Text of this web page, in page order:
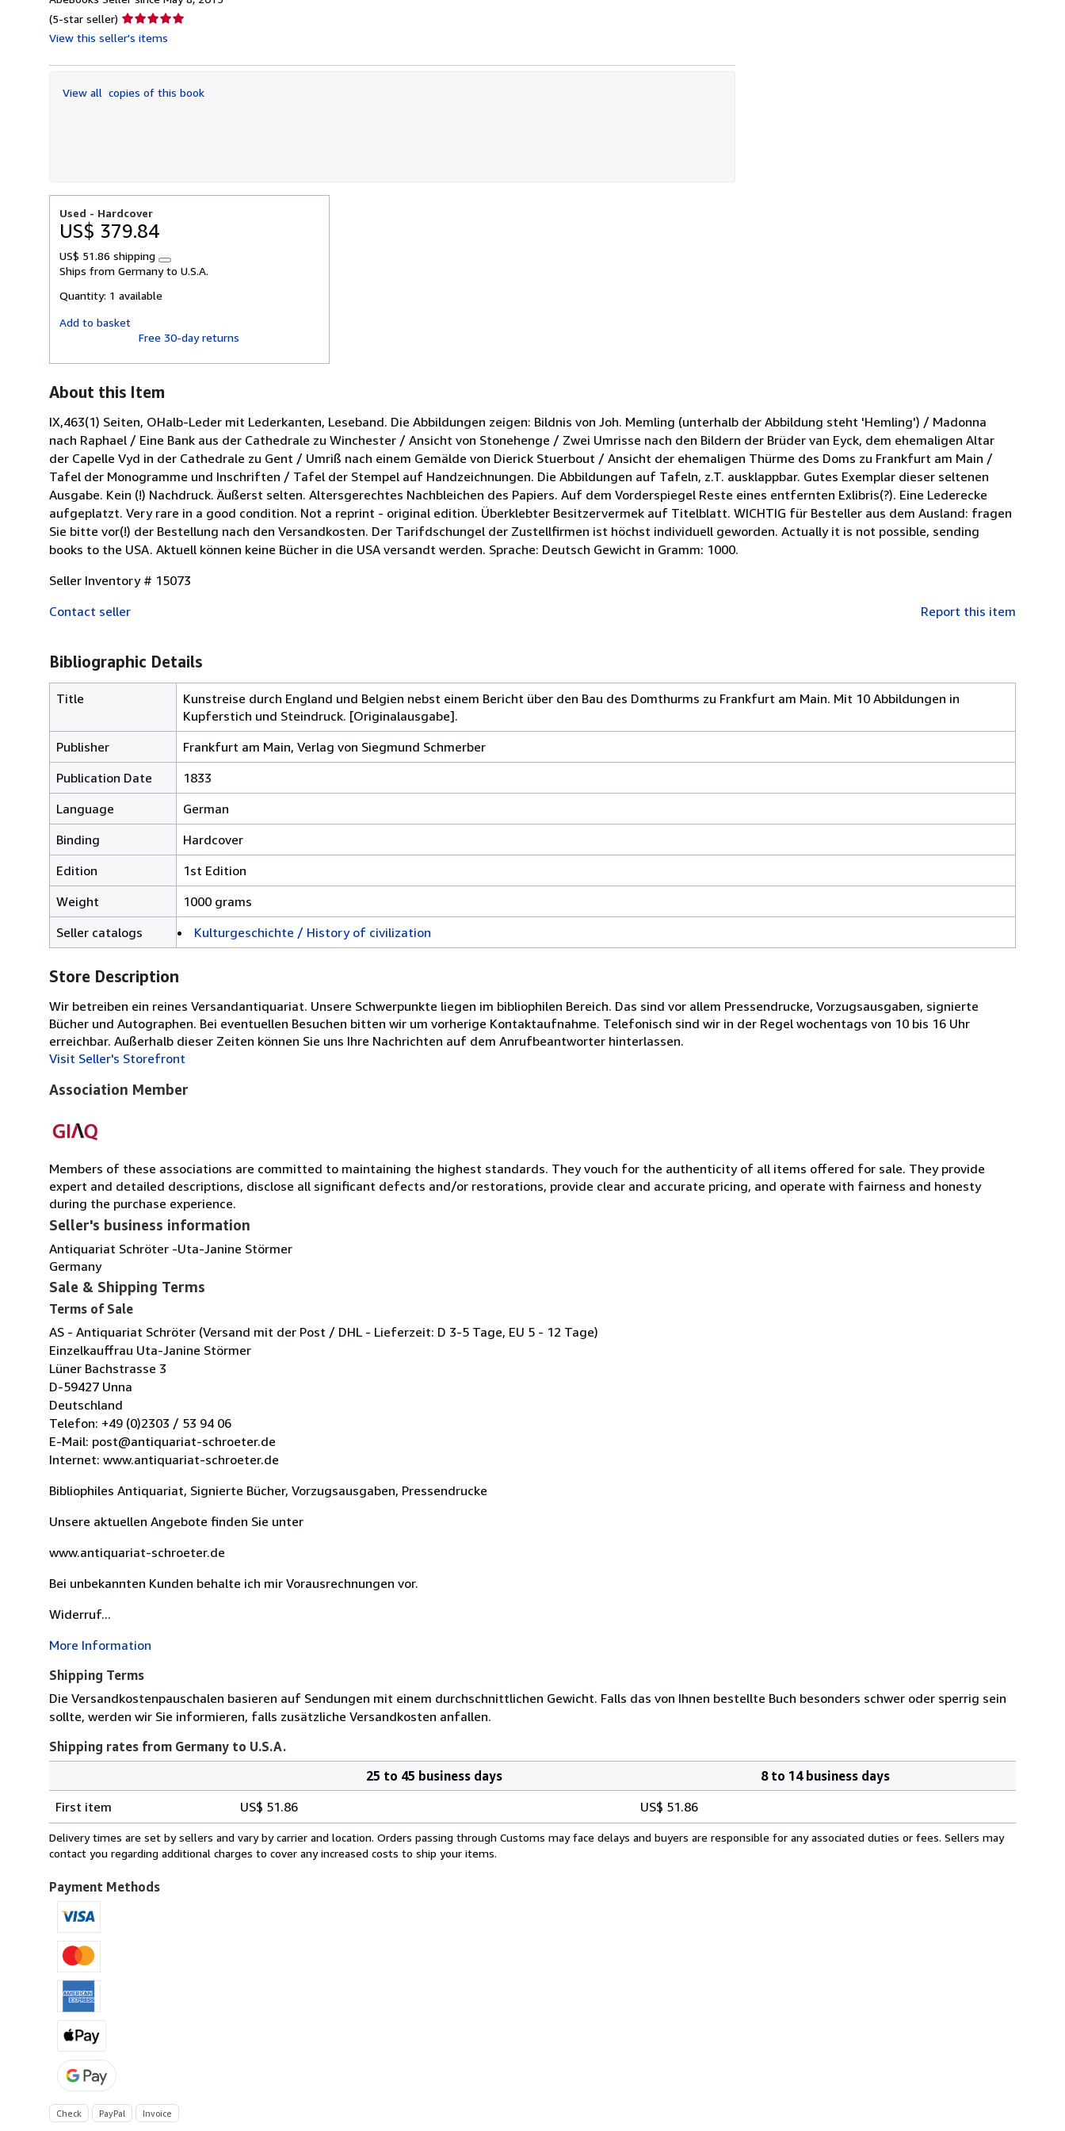
(5-star seller) Seller
rating
out
5
View this seller's items
View all copies of this book
Used - Hardcover
US$ 379.84
US$ 51.86 shipping
Learn
more
Ships from Germany to U.S.A.
Quantity: 1 available
Add to basket
Free 30-day returns
About this Item
IX,463(1) Seiten, OHalb-Leder mit Lederkanten, Leseband. Die Abbildungen zeigen: Bildnis von Joh. Memling (unterhalb der Abbildung steht 'Hemling') / Madonna
nach Raphael / Eine Bank aus der Cathedrale zu Winchester / Ansicht von Stonehenge / Zwei Umrisse nach den Bildern der Brüder van Eyck, dem ehemaligen Altar
der Capelle Vyd in der Cathedrale zu Gent / Umriß nach einem Gemälde von Dierick Stuerbout / Ansicht der ehemaligen Thürme des Doms zu Frankfurt am Main /
Tafel der Monogramme und Inschriften / Tafel der Stempel auf Handzeichnungen. Die Abbildungen auf Tafeln, z.T. ausklappbar. Gutes Exemplar dieser seltenen
Ausgabe. Kein (!) Nachdruck. Äußerst selten. Altersgerechtes Nachbleichen des Papiers. Auf dem Vorderspiegel Reste eines entfernten Exlibris(?). Eine Lederecke
aufgeplatzt. Very rare in a good condition. Not a reprint - original edition. Überklebter Besitzervermek auf Titelblatt. WICHTIG für Besteller aus dem Ausland: fragen
Sie bitte vor(!) der Bestellung nach den Versandkosten. Der Tarifdschungel der Zustellfirmen ist höchst individuell geworden. Actually it is not possible, sending
books to the USA. Aktuell können keine Bücher in die USA versandt werden. Sprache: Deutsch Gewicht in Gramm: 1000.
Seller Inventory # 15073
Contact seller
Report this item
Bibliographic Details
Title
Kunstreise durch England und Belgien nebst einem Bericht über den Bau des Domthurms zu Frankfurt am Main. Mit 10 Abbildungen in
Kupferstich und Steindruck. [Originalausgabe].
Publisher
Frankfurt am Main, Verlag von Siegmund Schmerber
Publication Date
1833
Language
German
Binding
Hardcover
Edition
1st Edition
Weight
1000 grams
Seller catalogs
Kulturgeschichte / History of civilization
Store Description
Wir betreiben ein reines Versandantiquariat. Unsere Schwerpunkte liegen im bibliophilen Bereich. Das sind vor allem Pressendrucke, Vorzugsausgaben, signierte
Bücher und Autographen. Bei eventuellen Besuchen bitten wir um vorherige Kontaktaufnahme. Telefonisch sind wir in der Regel wochentags von 10 bis 16 Uhr
erreichbar. Außerhalb dieser Zeiten können Sie uns Ihre Nachrichten auf dem Anrufbeantworter hinterlassen.
Visit Seller's Storefront
Association Member
Members of these associations are committed to maintaining the highest standards. They vouch for the authenticity of all items offered for sale. They provide
expert and detailed descriptions, disclose all significant defects and/or restorations, provide clear and accurate pricing, and operate with fairness and honesty
during the purchase experience.
Seller's business information
Antiquariat Schröter -Uta-Janine Störmer
Germany
Sale & Shipping Terms
Terms of Sale
AS - Antiquariat Schröter (Versand mit der Post / DHL - Lieferzeit: D 3-5 Tage, EU 5 - 12 Tage)
Einzelkauffrau Uta-Janine Störmer
Lüner Bachstrasse 3
D-59427 Unna
Deutschland
Telefon: +49 (0)2303 / 53 94 06
E-Mail: post@antiquariat-schroeter.de
Internet: www.antiquariat-schroeter.de
Bibliophiles Antiquariat, Signierte Bücher, Vorzugsausgaben, Pressendrucke
Unsere aktuellen Angebote finden Sie unter
www.antiquariat-schroeter.de
Bei unbekannten Kunden behalte ich mir Vorausrechnungen vor.
Widerruf...
More Information
Shipping Terms
Die Versandkostenpauschalen basieren auf Sendungen mit einem durchschnittlichen Gewicht. Falls das von Ihnen bestellte Buch besonders schwer oder sperrig sein
sollte, werden wir Sie informieren, falls zusätzliche Versandkosten anfallen.
Shipping rates from Germany to U.S.A.
rates
from
Germany
U.S.A.
25 to 45 business days
8 to 14 business days
First item
US$ 51.86 US$ 51.86
Delivery times are set by sellers and vary by carrier and location. Orders passing through Customs may face delays and buyers are responsible for any associated duties or fees. Sellers may
contact you regarding additional charges to cover any increased costs to ship your items.
Payment Methods
Check PayPal Invoice